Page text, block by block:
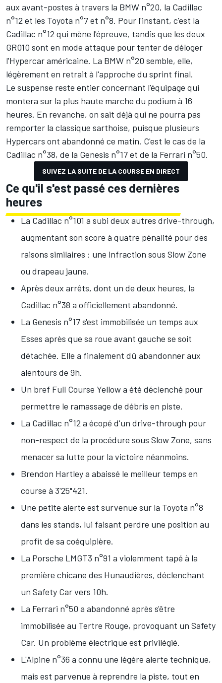
aux avant-postes à travers la BMW n°20, la Cadillac
n°12 et les Toyota n°7 et n°8. Pour l'instant, c'est la
Cadillac n°12 qui mène l'épreuve, tandis que les deux
GR010 sont en mode attaque pour tenter de déloger
l'Hypercar américaine. La BMW n°20 semble, elle,
légèrement en retrait à l'approche du sprint final.
Le suspense reste entier concernant l'équipage qui
montera sur la plus haute marche du podium à 16
heures. En revanche, on sait déjà qui ne pourra pas
remporter la classique sarthoise, puisque plusieurs
Hypercars ont abandonné ce matin. C'est le cas de la
Cadillac n°38, de la Genesis n°17 et de la Ferrari n°50.
SUIVEZ LA SUITE DE LA COURSE EN DIRECT
Ce qu'il s'est passé ces dernières
heures
La Cadillac n°101 a subi deux autres drive-through,
augmentant son score à quatre pénalité pour des
raisons similaires : une infraction sous Slow Zone
ou drapeau jaune.
Après deux arrêts, dont un de deux heures, la
Cadillac n°38 a officiellement abandonné.
La Genesis n°17 s'est immobilisée un temps aux
Esses après que sa roue avant gauche se soit
détachée. Elle a finalement dû abandonner aux
alentours de 9h.
Un bref Full Course Yellow a été déclenché pour
permettre le ramassage de débris en piste.
La Cadillac n°12 a écopé d'un drive-through pour
non-respect de la procédure sous Slow Zone, sans
menacer sa lutte pour la victoire néanmoins.
Brendon Hartleya abaissé le meilleur temps en
course à 3'25"421.
Une petite alerte est survenue sur la Toyota n°8
dans les stands, lui faisant perdre une position au
profit de sa coéquipière.
La Porsche LMGT3 n°91 a violemment tapé à la
première chicane des Hunaudières, déclenchant
un Safety Car vers 10h.
La Ferrari n°50 a abandonné après s'être
immobilisée au Tertre Rouge, provoquant un Safety
Car. Un problème électrique est privilégié.
L'Alpine n°36 a connu une légère alerte technique,
mais est parvenue à reprendre la piste, tout en